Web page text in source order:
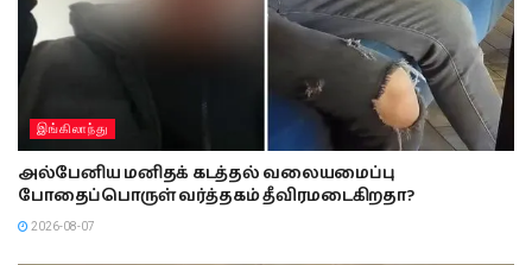
இங்கிலாந்து
அல்பேனிய மனிதக் கடத்தல் வலையமைப்பு
போதைப்பொருள் வர்த்தகம் தீவிரமடைகிறதா?
2026-08-07